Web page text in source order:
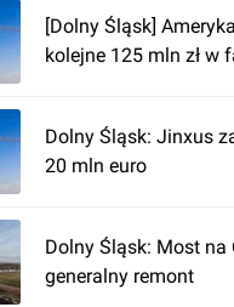
[Dolny Śląsk]
kolejne 125 mln zł w
Dolny Śląsk: Jinxus
20 mln euro
Dolny Śląsk: Most na
generalny remont